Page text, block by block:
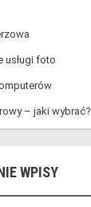
usługi foto
– jaki wybrać?
WPISY